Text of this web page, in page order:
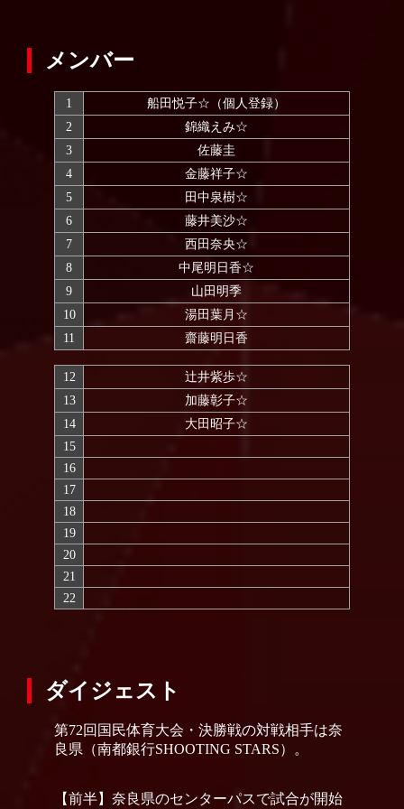
メンバー
1
船田悦子☆（個人登録）
2
錦織えみ☆
3
佐藤圭
4
金藤祥子☆
5
田中泉樹☆
6
藤井美沙☆
7
西田奈央☆
8
中尾明日香☆
9
山田明季
10
湯田葉月☆
11
齋藤明日香
12
辻井紫歩☆
13
加藤彰子☆
14
大田昭子☆
15
16
17
18
19
20
21
22
ダイジェスト
第72回国民体育大会・決勝戦の対戦相手は奈
良県（南都銀行SHOOTING STARS）。
【前半】奈良県のセンターパスで試合が開始